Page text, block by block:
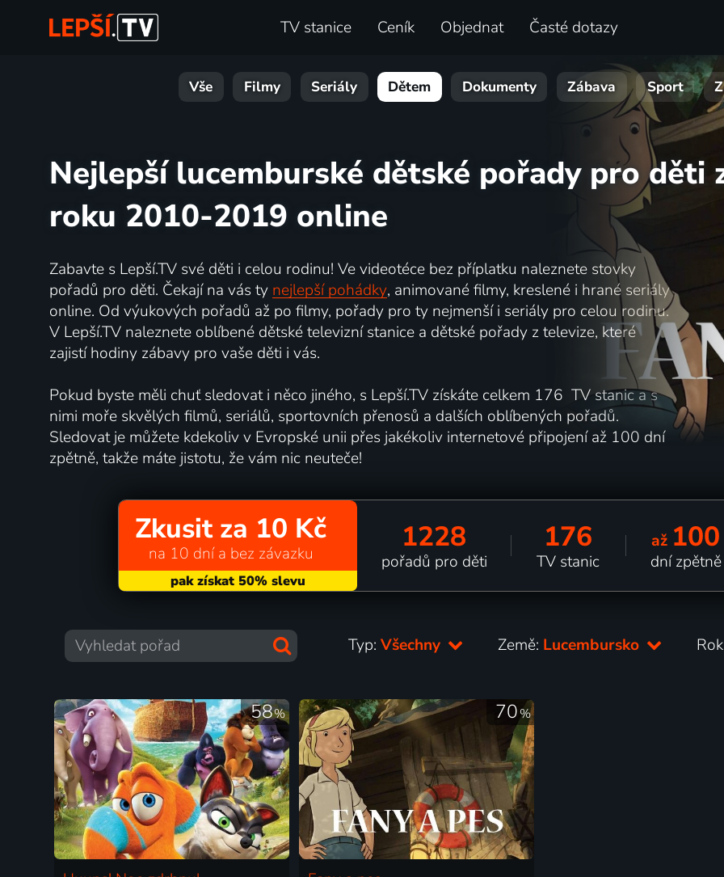
TV stanice Ceník Objednat Časté dotazy
Vše Filmy Seriály Dětem Dokumenty Zábava Sport
Nejlepší lucemburské dětské pořady pro děti
roku 2010-2019 online
Zabavte s Lepší.TV své děti i celou rodinu! Ve videotéce bez příplatku naleznete stovky
pořadů pro děti. Čekají na vás ty nejlepší pohádky, animované filmy, kreslené i hrané seriály
online. Od výukových pořadů až po filmy, pořady pro ty nejmenší i seriály pro celou rodinu.
V Lepší.TV naleznete oblíbené dětské televizní stanice a dětské pořady z televize, které
zajistí hodiny zábavy pro vaše děti i vás.
Pokud byste měli chuť sledovat i něco jiného, s Lepší.TV získáte celkem 176 TV stanic a s
nimi moře skvělých filmů, seriálů, sportovních přenosů a dalších oblíbených pořadů.
Sledovat je můžete kdekoliv v Evropské unii přes jakékoliv internetové připojení až 100 dní
zpětně, takže máte jistotu, že vám nic neuteče!
Zkusit za 10 Kč
na 10 dní a bez závazku 1228
pořadů pro děti
176
TV stanic
až 100
dní zpětně
Typ:Všechny Země: Lucembursko
58% 70%